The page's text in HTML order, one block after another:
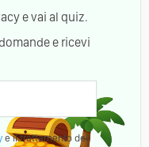
e vai al quiz.
e ricevi
e il trattamento dei